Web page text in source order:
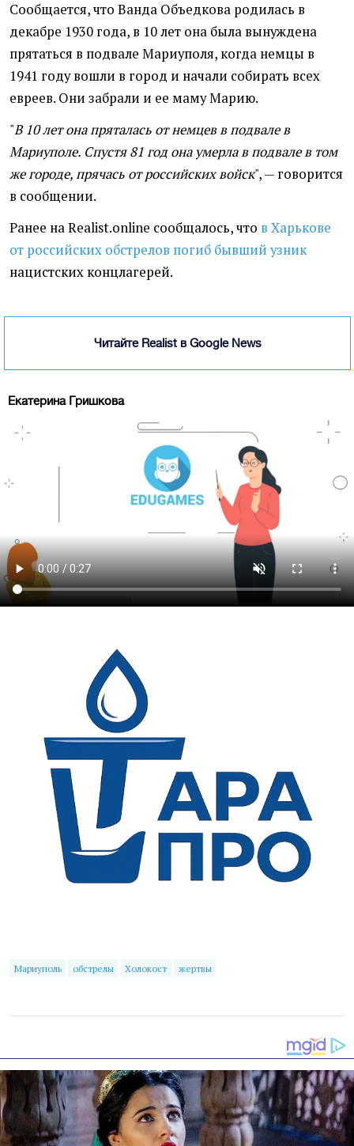
Сообщается, что Ванда Объедкова родилась в
декабре 1930 года, в 10 лет она была вынуждена
прятаться в подвале Мариуполя, когда немцы в
1941 году вошли в город и начали собирать всех
евреев. Они забрали и ее маму Марию.
"В 10 лет она пряталась от немцев в подвале в
Мариуполе. Спустя 81 год она умерла в подвале в том
же городе, прячась от российских войск", — говорится
в сообщении.
Ранее на Realist.online сообщалось, что в Харькове
от российских обстрелов погиб бывший узник
нацистских концлагерей.
Читайте Realist в Google News
Екатерина Гришкова
Мариуполь обстрелы Холокост жертвы